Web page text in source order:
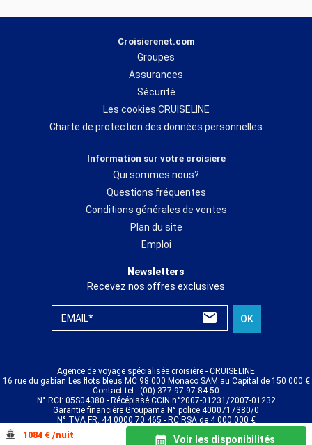
1084 € /nuit Voir les disponibilités
Croisierenet.com
Groupes
Assurances
Sécurité
Les cookies CRUISELINE
Charte de protection des données personnelles
Information sur votre croisiere
Qui sommes nous?
Questions fréquentes
Conditions générales de ventes
Plan du site
Emploi
Newsletters
Recevez nos offres exclusives
EMAIL* OK
Agence de voyage spécialisée croisière - CRUISELINE
16 rue du gabian Les flots bleus MC 98 000 Monaco SAM au Capital de 150 000 €
Contact tel : (00) 377 97 97 84 50
N° RCI: 05S04380 - Récépissé CCIN n°2007-01231/2007-01232
Garantie financière Groupama N° police 4000717380/0
N° TVA FR. 44 0000 70 465 - RC RSA de 4 000 000 €
© CRUISELINE 2026 - all rights reserved